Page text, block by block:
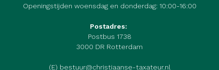
Openingstijden woensdag en donderdag: 10:00-16:00
Postadres:
Postbus 1738
3000 DR Rotterdam
(E) bestuur@christiaanse-taxateur.nl